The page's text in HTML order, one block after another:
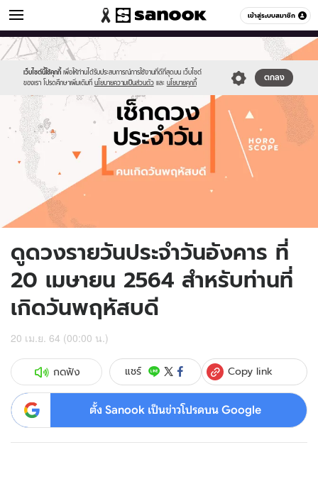
เข้าสู่ระบบสมาชิก
ดูดวง หมวดอื่นๆ
เว็บไซต์นี้ใช้คุกกี้ เพื่อให้ท่านได้รับประสบการณ์การใช้งานที่ดีที่สุดบน เว็บไซต์
ของเรา โปรดศึกษาเพิ่มเติมที่ นโยบายความเป็นส่วนตัว และ นโยบายคุกกี้
ตกลง
Sanook
//s.isanook.com/sr/0/images/logo-
new-
sanook.png
600
60
//s.isanook.com/ho/0/ud/fxd/day/daily-
horoscope-
thursday.jpg
ดูดวงรายวันประจำวันอังคาร ที่
20 เมษายน 2564 สำหรับท่านที่
เกิดวันพฤหัสบดี
20 เม.ย. 64 (00:00 น.)
กดฟัง แชร์ Copy link
ตั้ง Sanook เป็นข่าวโปรดบน Google